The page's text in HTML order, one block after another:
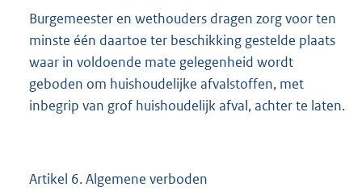
Burgemeester en wethouders dragen zorg voor ten
minste één daartoe ter beschikking gestelde plaats
waar in voldoende mate gelegenheid wordt
geboden om huishoudelijke afvalstoffen, met
inbegrip van grof huishoudelijk afval, achter te laten.
Artikel 6. Algemene verboden